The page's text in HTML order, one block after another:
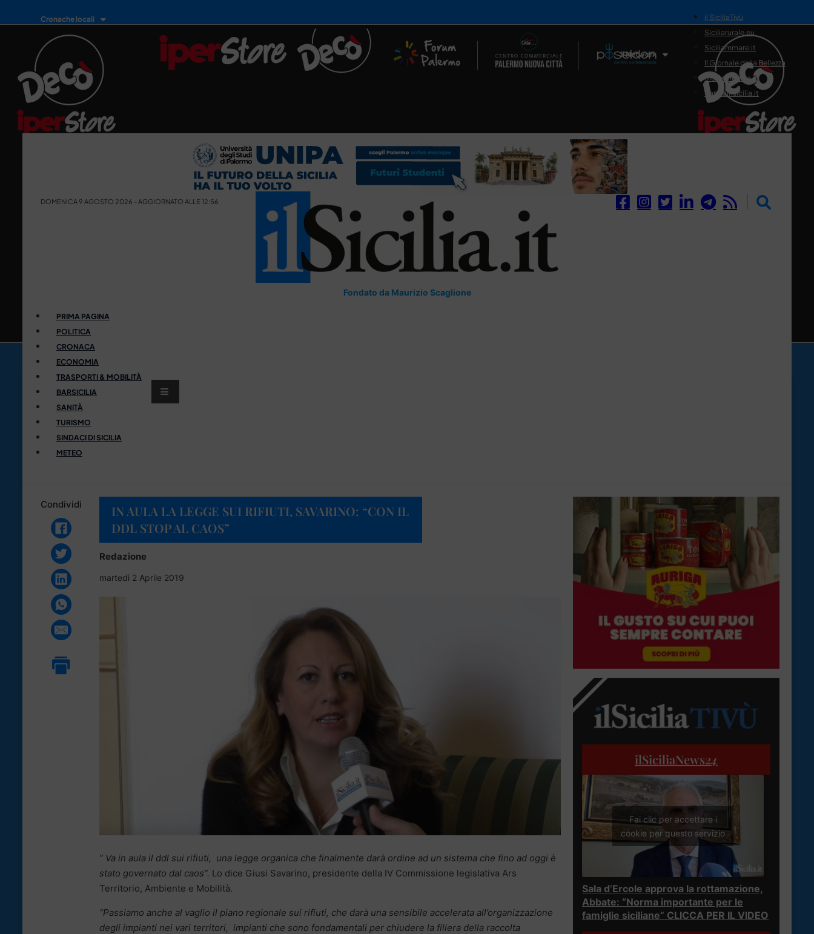
Cronache locali
Il Network
il SiciliaTivù
Siciliarurale.eu
Siciliammare.it
Il Giornale della Bellezza
Siciliamedica.it
Sanitainsicilia.it
DOMENICA 9 AGOSTO 2026 - AGGIORNATO ALLE 12:56
Fondato da Maurizio Scaglione
PRIMA PAGINA
POLITICA
CRONACA
ECONOMIA
TRASPORTI & MOBILITÀ
BARSICILIA
SANITÀ
TURISMO
SINDACI DI SICILIA
METEO
Condividi
IN AULA LA LEGGE SUI RIFIUTI, SAVARINO: “CON IL
DDL STOP AL CAOS”
Redazione
martedì 2 Aprile 2019
” Va in aula il ddl sui rifiuti, una legge organica che finalmente darà ordine ad un sistema che fino ad oggi è
stato governato dal caos”. Lo dice Giusi Savarino, presidente della IV Commissione legislativa Ars
Territorio, Ambiente e Mobilità.
“Passiamo anche al vaglio il piano regionale sui rifiuti, che darà una sensibile accelerata all’organizzazione
degli impianti nei vari territori, impianti che sono fondamentali per chiudere la filiera della raccolta
ilSiciliaNews24
Fai clic per accettare i
cookie per questo servizio
Sala d’Ercole approva la rottamazione,
Abbate: “Norma importante per le
famiglie siciliane” CLICCA PER IL VIDEO